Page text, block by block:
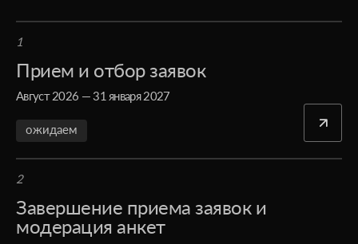
1
Прием и отбор заявок
Август 2026 — 31 января 2027
ожидаем
2
Завершение приема заявок и
модерация анкет